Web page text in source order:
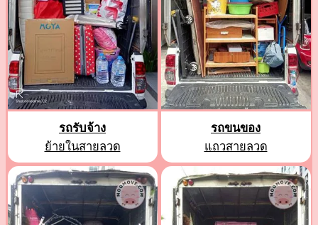
รถรับจ้าง
ย้ายในสายลวด
รถขนของ
แถวสายลวด